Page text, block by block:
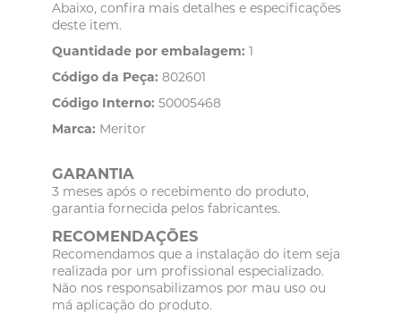
Abaixo, confira mais detalhes e especificações
deste item.
Quantidade por embalagem: 1
Código da Peça: 802601
Código Interno: 50005468
Marca: Meritor
GARANTIA
3 meses após o recebimento do produto,
garantia fornecida pelos fabricantes.
RECOMENDAÇÕES
Recomendamos que a instalação do item seja
realizada por um profissional especializado.
Não nos responsabilizamos por mau uso ou
má aplicação do produto.